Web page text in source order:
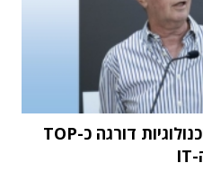
מחקר STKI השנתי: וואן טכנולוגיות דורגה כ-TOP